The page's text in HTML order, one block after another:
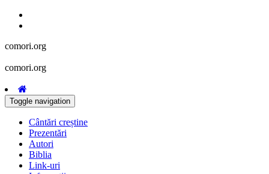
comori.org
comori.org
Toggle navigation
Cântări creștine
Prezentări
Autori
Biblia
Link-uri